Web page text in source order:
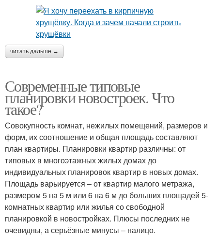
читать дальше →
Современные типовые
планировки новостроек. Что
такое?
Совокупность комнат, нежилых помещений, размеров и
форм, их соотношение и общая площадь составляют
план квартиры. Планировки квартир различны: от
типовых в многоэтажных жилых домах до
индивидуальных планировок квартир в новых домах.
Площадь варьируется – от квартир малого метража,
размером 5 на 5 м или 6 на 6 м до больших площадей 5-
комнатных квартир или жилья со свободной
планировкой в новостройках. Плюсы последних не
очевидны, а серьёзные минусы – налицо.